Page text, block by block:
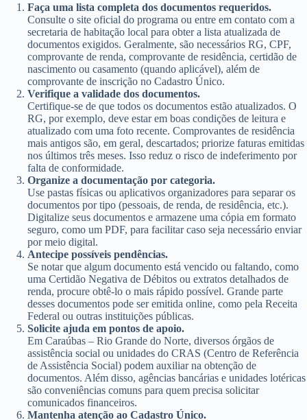
Faça uma lista completa dos documentos requeridos.
Consulte o site oficial do programa ou entre em contato com a
secretaria de habitação local para obter a lista atualizada de
documentos exigidos. Geralmente, são necessários RG, CPF,
comprovante de renda, comprovante de residência, certidão de
nascimento ou casamento (quando aplicável), além de
comprovante de inscrição no Cadastro Único.
Verifique a validade dos documentos.
Certifique-se de que todos os documentos estão atualizados. O
RG, por exemplo, deve estar em boas condições de leitura e
atualizado com uma foto recente. Comprovantes de residência
mais antigos são, em geral, descartados; priorize faturas emitidas
nos últimos três meses. Isso reduz o risco de indeferimento por
falta de conformidade.
Organize a documentação por categoria.
Use pastas físicas ou aplicativos organizadores para separar os
documentos por tipo (pessoais, de renda, de residência, etc.).
Digitalize seus documentos e armazene uma cópia em formato
seguro, como um PDF, para facilitar caso seja necessário enviar
por meio digital.
Antecipe possíveis pendências.
Se notar que algum documento está vencido ou faltando, como
uma Certidão Negativa de Débitos ou extratos detalhados de
renda, procure obtê-lo o mais rápido possível. Grande parte
desses documentos pode ser emitida online, como pela Receita
Federal ou outras instituições públicas.
Solicite ajuda em pontos de apoio.
Em Caraúbas – Rio Grande do Norte, diversos órgãos de
assistência social ou unidades do CRAS (Centro de Referência
de Assistência Social) podem auxiliar na obtenção de
documentos. Além disso, agências bancárias e unidades lotéricas
são conveniências comuns para quem precisa solicitar
comunicados financeiros.
Mantenha atenção ao Cadastro Único.